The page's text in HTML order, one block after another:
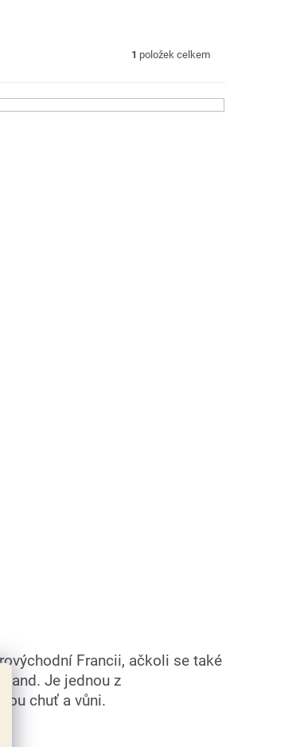
1 položek celkem
Francii, ačkoli se také
Je jednou z
chuť a vůni.